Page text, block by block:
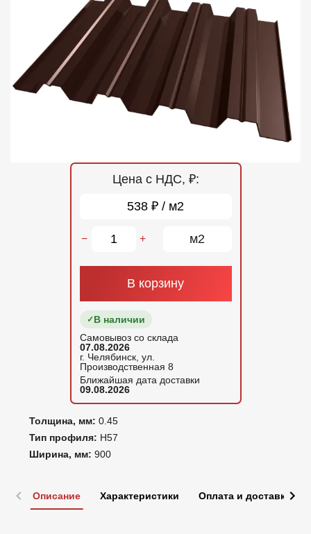
Контакты
Толщина, мм: 0.45
Тип профиля: Н57
Ширина, мм: 900
Цена с НДС, ₽:
538 ₽ / м2
− + м2
В корзину
В наличии
Самовывоз со склада
07.08.2026
г. Челябинск, ул.
Производственная 8
Ближайшая дата доставки
09.08.2026
Описание Характеристики Оплата и доставка